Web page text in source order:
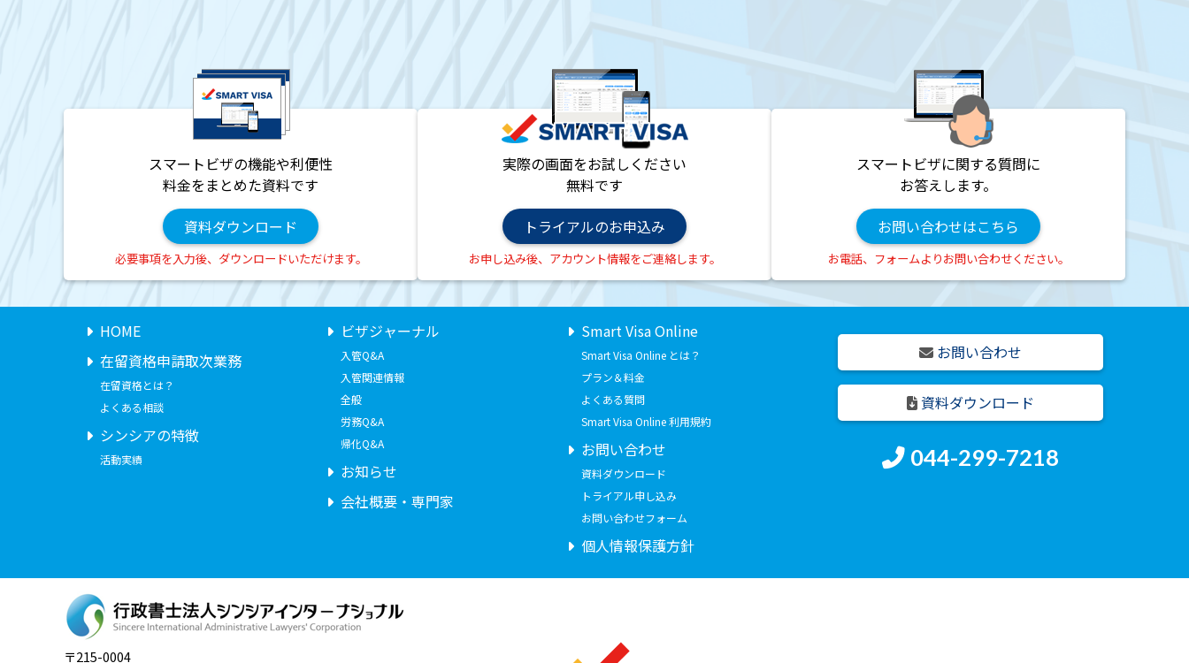
スマートビザの機能や利便性
料金をまとめた資料です
資料ダウンロード
必要事項を入力後、ダウンロードいただけます。
実際の画面をお試しください
無料です
トライアルのお申込み
お申し込み後、アカウント情報をご連絡します。
スマートビザに関する質問に
お答えします。
お問い合わせはこちら
お電話、フォームよりお問い合わせください。
HOME
在留資格申請取次業務
在留資格とは？
よくある相談
シンシアの特徴
活動実績
ビザジャーナル
入管Q&A
入管関連情報
全般
労務Q&A
帰化Q&A
お知らせ
会社概要・専門家
Smart Visa Online
Smart Visa Online とは？
プラン＆料金
よくある質問
Smart Visa Online 利用規約
お問い合わせ
資料ダウンロード
トライアル申し込み
お問い合わせフォーム
個人情報保護方針
お問い合わせ
資料ダウンロード
044-299-7218
〒215-0004